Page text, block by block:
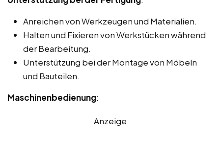
Anreichen von Werkzeugen und Materialien.
Halten und Fixieren von Werkstücken während
der Bearbeitung.
Unterstützung bei der Montage von Möbeln
und Bauteilen.
Maschinenbedienung:
Anzeige